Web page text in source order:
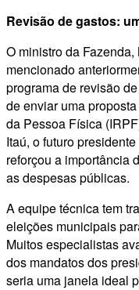
Revisão de gastos:
O ministro da Fazenda,
mencionado
programa de revisão
de enviar uma
da Pessoa Física
Itaú, o futuro
reforçou a importância
as despesas públicas.
A equipe técnica tem
eleições municipais
Muitos especialistas
dos mandatos dos
seria uma janela ideal